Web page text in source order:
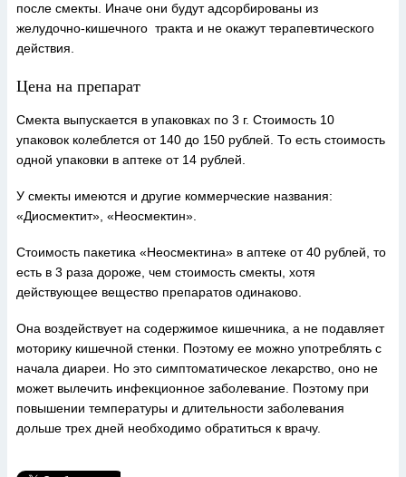
после смекты. Иначе они будут адсорбированы из
желудочно-кишечного тракта и не окажут терапевтического
действия.
Цена на препарат
Смекта выпускается в упаковках по 3 г. Стоимость 10
упаковок колеблется от 140 до 150 рублей. То есть стоимость
одной упаковки в аптеке от 14 рублей.
У смекты имеются и другие коммерческие названия:
«Диосмектит», «Неосмектин».
Стоимость пакетика «Неосмектина» в аптеке от 40 рублей, то
есть в 3 раза дороже, чем стоимость смекты, хотя
действующее вещество препаратов одинаково.
Она воздействует на содержимое кишечника, а не подавляет
моторику кишечной стенки. Поэтому ее можно употреблять с
начала диареи. Но это симптоматическое лекарство, оно не
может вылечить инфекционное заболевание. Поэтому при
повышении температуры и длительности заболевания
дольше трех дней необходимо обратиться к врачу.